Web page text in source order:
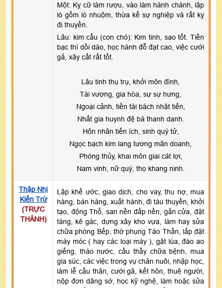
Một: Kỵ cữ làm rượu, vào làm hành chánh, lập
lò gốm lò nhuộm, thừa kế sự nghiệp và rất kỵ
đi thuyền.
Lâu: kim cẩu (con chó): Kim tinh, sao tốt. Tiền
bạc thì dồi dào, học hành đỗ đạt cao, việc cưới
gả, xây cất rất tốt.
Lâu tinh thụ trụ, khởi môn đình,
Tài vượng, gia hòa, sự sự hưng,
Ngoại cảnh, tiền tài bách nhật tiến,
Nhất gia huynh đệ bá thanh danh.
Hôn nhân tiến ích, sinh quý tử,
Ngọc bạch kim lang tương mãn doanh,
Phóng thủy, khai môn giai cát lợi,
Nam vinh, nữ quý, thọ khang ninh.
Thập Nhị
Kiến Trừ
(TRỰC
THÀNH)
Lập khế ước, giao dịch, cho vay, thu nợ, mua
hàng, bán hàng, xuất hành, đi tàu thuyền, khởi
tạo, động Thổ, san nền đắp nền, gắn cửa, đặt
táng, kê gác, dựng xây kho vựa, làm hay sửa
chữa phòng Bếp, thờ phụng Táo Thần, lắp đặt
máy móc ( hay các loại máy ), gặt lúa, đào ao
giếng, tháo nước, cầu thầy chữa bệnh, mua
gia súc, các việc trong vụ chăn nuôi, nhập học,
làm lễ cầu thân, cưới gã, kết hôn, thuê người,
nộp đơn dâng sớ, học kỹ nghệ, làm hoặc sửa